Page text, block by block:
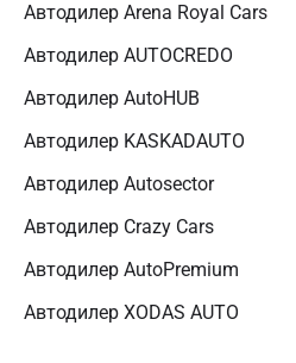
Автодилер Arena Royal Cars
Автодилер AUTOCREDO
Автодилер AutoHUB
Автодилер KASKADAUTO
Автодилер Autosector
Автодилер Crazy Cars
Автодилер AutoPremium
Автодилер XODAS AUTO